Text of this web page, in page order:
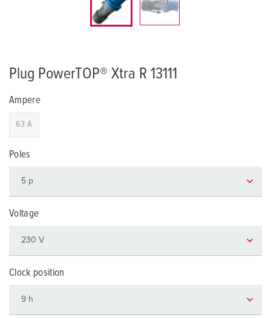
Plug PowerTOP® Xtra R 13111
Ampere
63 A
Poles
Voltage
Clock position